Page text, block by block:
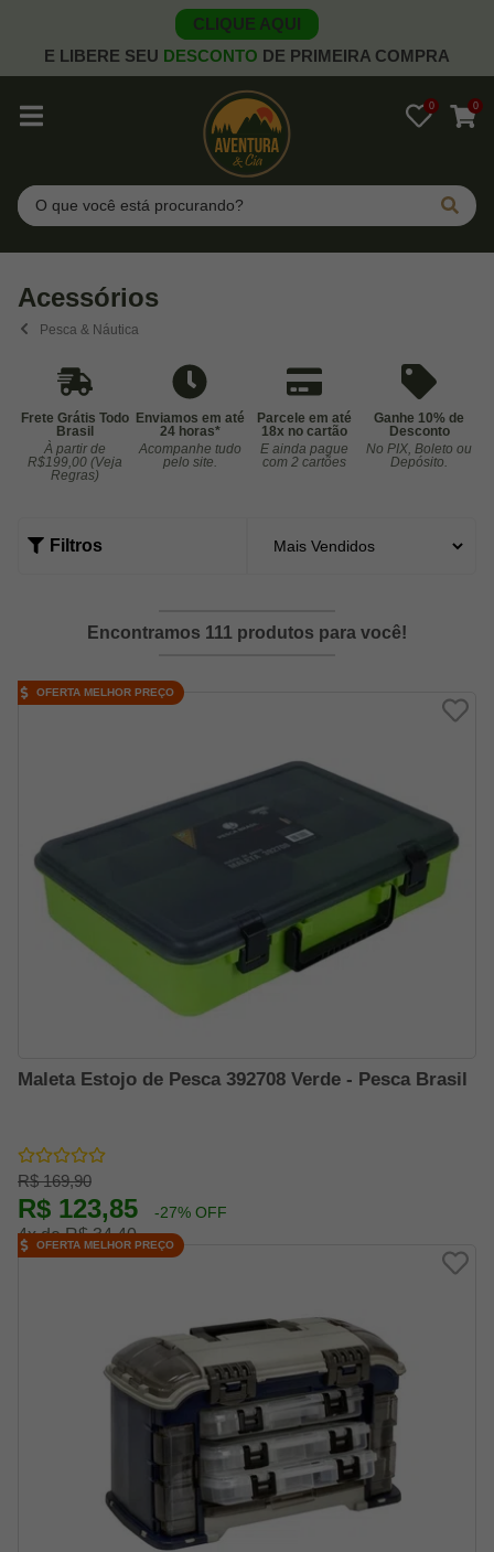
CLIQUE AQUI
E LIBERE SEU DESCONTO DE PRIMEIRA COMPRA
0 0
Pesquisar
Acessórios
Pesca & Náutica
Frete Grátis Todo
Brasil
À partir de
R$199,00 (Veja
Regras)
Enviamos em até
24 horas*
Acompanhe tudo
pelo site.
Parcele em até
18x no cartão
E ainda pague
com 2 cartões
Ganhe 10% de
Desconto
No PIX, Boleto ou
Depósito.
Filtros
Encontramos 111 produtos para você!
Maleta Estojo de Pesca 392708 Verde - Pesca Brasil
R$ 169,90
R$ 123,85 -27% OFF
4x de R$ 34,40
OFERTA MELHOR PREÇO
OFERTA MELHOR PREÇO